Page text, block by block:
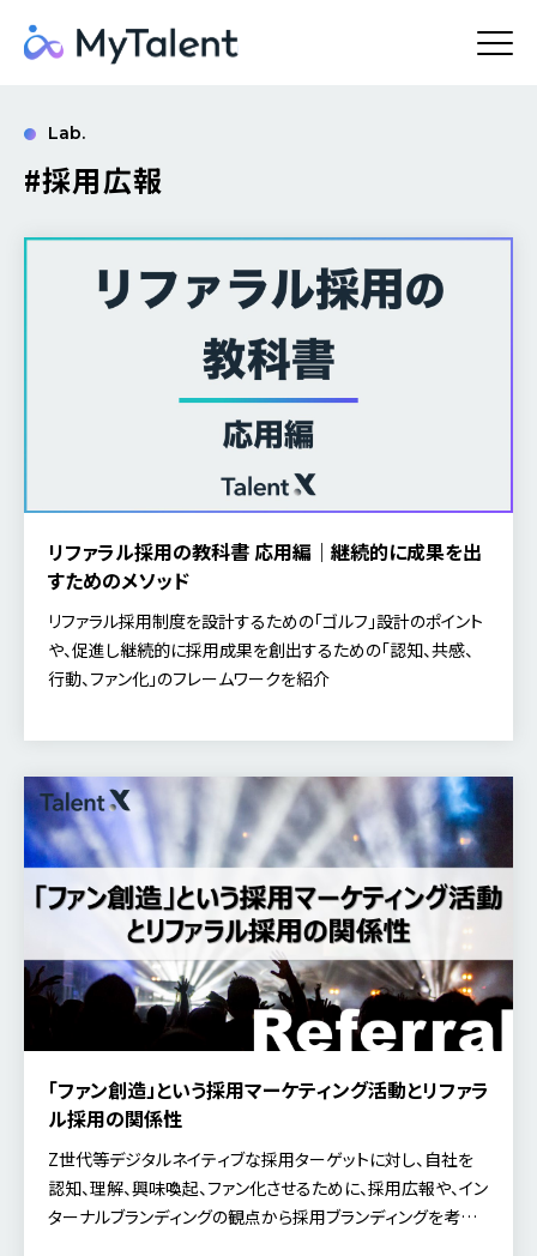
Lab.
#採用広報
リファラル採用の教科書 応用編｜継続的に成果を出
すためのメソッド
リファラル採用制度を設計するための「ゴルフ」設計のポイント
や、促進し継続的に採用成果を創出するための「認知、共感、
行動、ファン化」のフレームワークを紹介
「ファン創造」という採用マーケティング活動とリファラ
ル採用の関係性
Z世代等デジタルネイティブな採用ターゲットに対し、自社を
認知、理解、興味喚起、ファン化させるために、採用広報や、イン
ターナルブランディングの観点から採用ブランディングを考え